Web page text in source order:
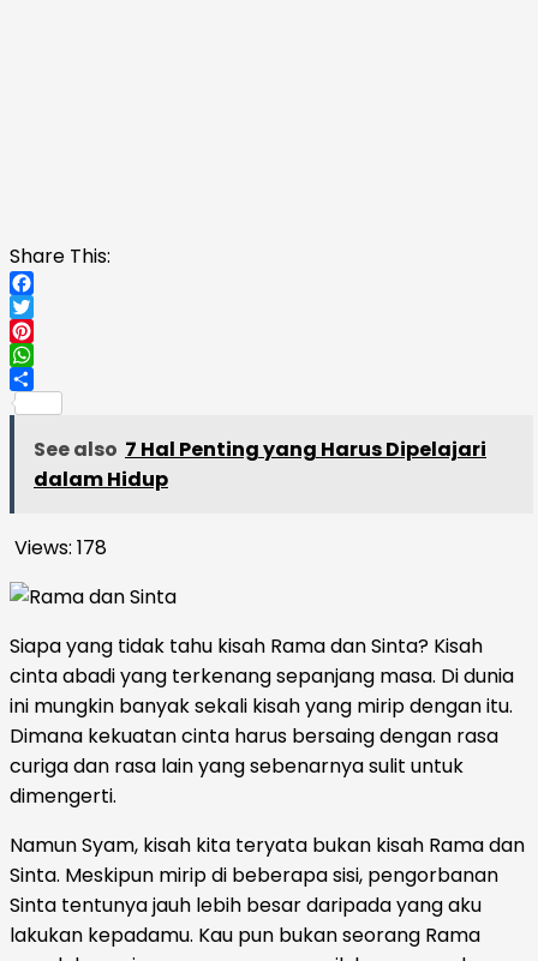
Share This:
Facebook
Twitter
Pinterest
WhatsApp
See also 7 Hal Penting yang Harus Dipelajari
dalam Hidup
Views: 178
Siapa yang tidak tahu kisah Rama dan Sinta? Kisah
cinta abadi yang terkenang sepanjang masa. Di dunia
ini mungkin banyak sekali kisah yang mirip dengan itu.
Dimana kekuatan cinta harus bersaing dengan rasa
curiga dan rasa lain yang sebenarnya sulit untuk
dimengerti.
Namun Syam, kisah kita teryata bukan kisah Rama dan
Sinta. Meskipun mirip di beberapa sisi, pengorbanan
Sinta tentunya jauh lebih besar daripada yang aku
lakukan kepadamu. Kau pun bukan seorang Rama